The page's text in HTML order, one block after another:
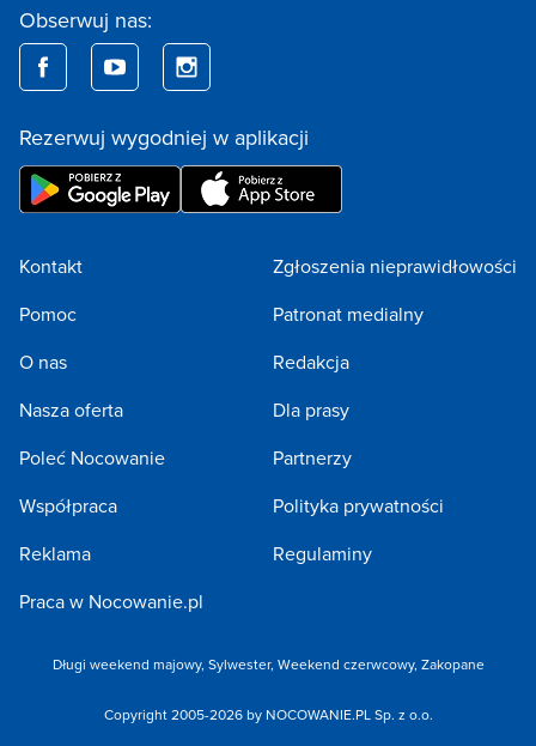
Obserwuj nas:
Rezerwuj wygodniej w aplikacji
Kontakt
Pomoc
O nas
Nasza oferta
Poleć Nocowanie
Współpraca
Reklama
Praca w Nocowanie.pl
Zgłoszenia nieprawidłowości
Patronat medialny
Redakcja
Dla prasy
Partnerzy
Polityka prywatności
Regulaminy
Długi weekend majowy, Sylwester, Weekend czerwcowy, Zakopane
Copyright 2005-2026 by NOCOWANIE.PL Sp. z o.o.